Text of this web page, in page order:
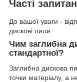
Часті
До вашої уваги -
дискові пили.
Чим заглибна
стандартної?
Заглибна дискова
точки матеріалу, а